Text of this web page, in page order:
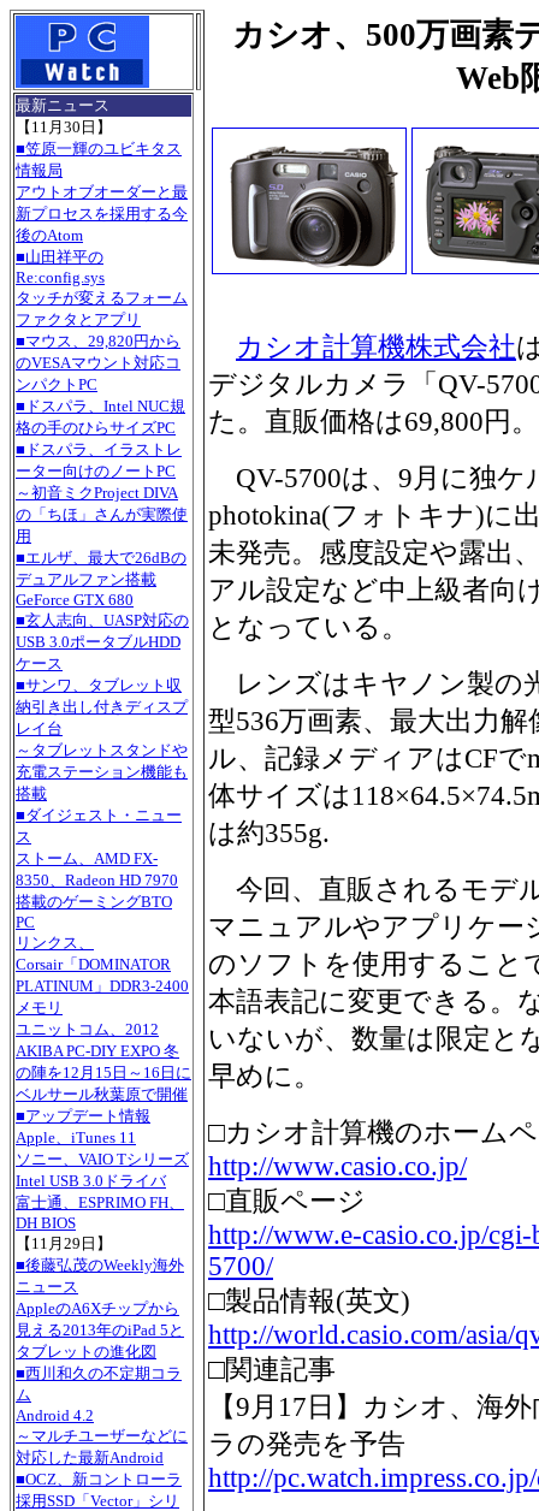
最新ニュース
【11月30日】
■笠原一輝のユビキタス
情報局
アウトオブオーダーと最
新プロセスを採用する今
後のAtom
■山田祥平の
Re:config.sys
タッチが変えるフォーム
ファクタとアプリ
■マウス、29,820円から
のVESAマウント対応コ
ンパクトPC
■ドスパラ、Intel NUC規
格の手のひらサイズPC
■ドスパラ、イラストレ
ーター向けのノートPC
～初音ミクProject DIVA
の「ちほ」さんが実際使
用
■エルザ、最大で26dBの
デュアルファン搭載
GeForce GTX 680
■玄人志向、UASP対応の
USB 3.0ポータブルHDD
ケース
■サンワ、タブレット収
納引き出し付きディスプ
レイ台
～タブレットスタンドや
充電ステーション機能も
搭載
■ダイジェスト・ニュー
ス
ストーム、AMD FX-
8350、Radeon HD 7970
搭載のゲーミングBTO
PC
リンクス、
Corsair「DOMINATOR
PLATINUM」DDR3-2400
メモリ
ユニットコム、2012
AKIBA PC-DIY EXPO 冬
の陣を12月15日～16日に
ベルサール秋葉原で開催
■アップデート情報
Apple、iTunes 11
ソニー、VAIO Tシリーズ
Intel USB 3.0ドライバ
富士通、ESPRIMO FH、
DH BIOS
【11月29日】
■後藤弘茂のWeekly海外
ニュース
AppleのA6Xチップから
見える2013年のiPad 5と
タブレットの進化図
■西川和久の不定期コラ
ム
Android 4.2
～マルチユーザーなどに
対応した最新Android
■OCZ、新コントローラ
採用SSD「Vector」シリ
カシオ、500万画素
Web
カシオ計算機株式会社
デジタルカメラ「QV-
た。直販価格は69,800円。
QV-5700は、9月に独ケ
photokina(フォトキナ)に
未発売。感度設定や露出
アル設定など中上級者向
となっている。
レンズはキヤノン製の
型536万画素、最大出力
ル、記録メディアはCFで
体サイズは
は約355g.
今回、直販されるモデ
マニュアルやアプリケー
のソフトを使用すること
本語表記に変更できる。
いないが、数量は限定と
早めに。
□カシオ計算機のホーム
http://www.casio.co.jp/
□直販ページ
http://www.e-casio.co.jp/
5700/
□製品情報(英文)
http://world.casio.com/asia/
□関連記事
【9月17日】カシオ、海
ラの発売を予告
http://